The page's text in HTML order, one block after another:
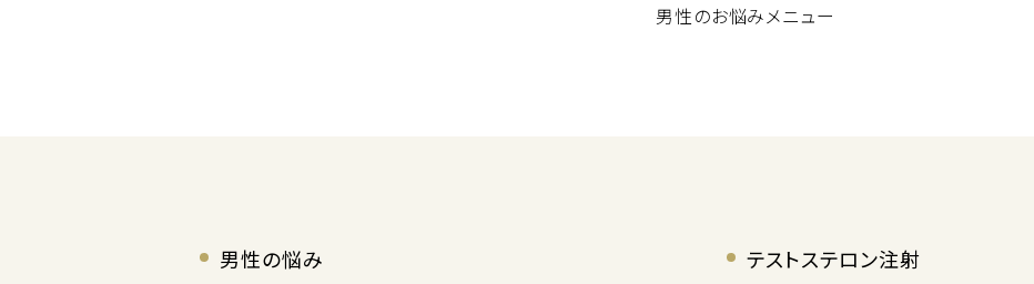
男性のお悩みメニュー
男性の悩み
テストステロン注射